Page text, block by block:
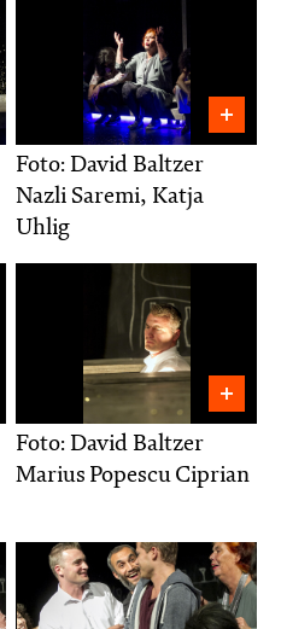
Foto: David Baltzer
Nazli Saremi, Katja
Uhlig
Foto: David Baltzer
Marius Popescu Ciprian